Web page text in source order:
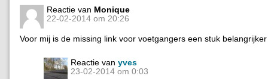
Reactie van Monique
22-02-2014 om 20:26
Voor mij is de missing link voor voetgangers een stuk
Reactie van yves
23-02-2014 om 0:03